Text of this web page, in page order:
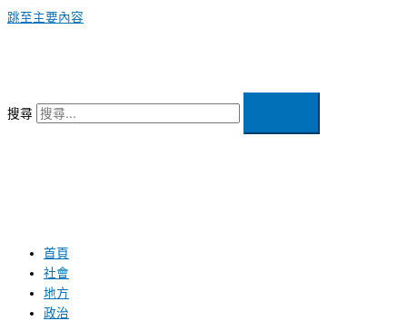
跳至主要內容
搜尋
首頁
社會
地方
政治